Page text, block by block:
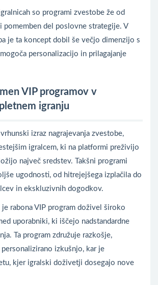
so programi zvestobe že od
pomemben del poslovne strategije. V
je ta koncept dobil še večjo dimenzijo s
personalizacijo in prilagajanje
VIP programov v
igranju
izraz nagrajevanja zvestobe,
igralcem, ki na platformi preživijo
največ sredstev. Takšni programi
ugodnosti, od hitrejejšega izplačila do
in ekskluzivnih dogodkov.
rabona VIP program doživel široko
uporabniki, ki iščejo nadstandardne
Ta program združuje razkošje,
izkušnjo, kar je
kjer igralski doživetji dosegajo nove